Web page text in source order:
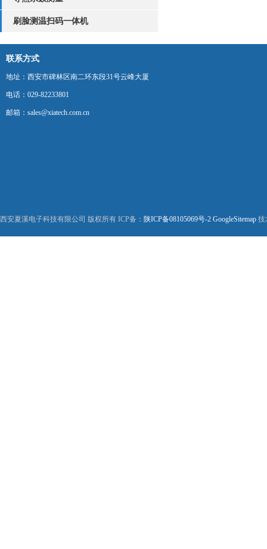
刷脸测温扫码一体机
联系方式
地址：西安市碑林区南二环东段31号云峰大厦
电话：029-82233801
邮箱：sales@xiatech.com.cn
西安夏溪电子科技有限公司 版权所有 ICP备： 陕ICP备08105069号-2 GoogleSitemap 技